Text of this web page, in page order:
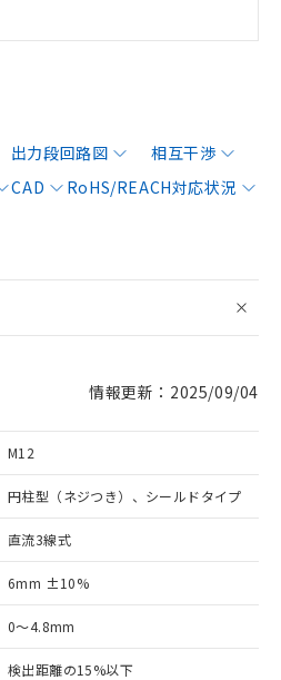
出力段回路図
相互干渉
CAD
RoHS/REACH対応状況
情報更新：2025/09/04
M12
円柱型（ネジつき）、シールドタイプ
直流3線式
6mm ±10%
0～4.8mm
検出距離の15%以下